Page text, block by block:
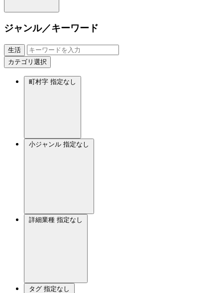
ジャンル／キーワード
生活
カテゴリ選択
町村字 指定なし
小ジャンル 指定なし
詳細業種 指定なし
タグ 指定なし